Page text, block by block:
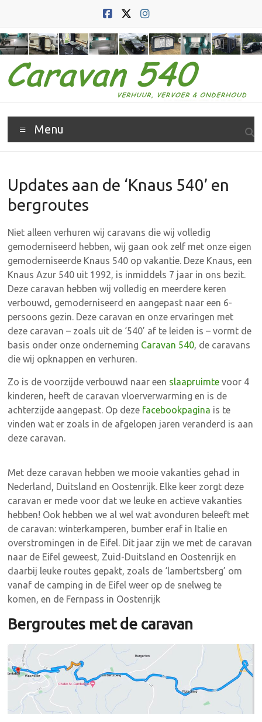
inhoud
Caravan
540
verhuur,
vervoer
en
Menu
Updates aan de ‘Knaus 540’ en
bergroutes
Niet alleen verhuren wij caravans die wij volledig
gemoderniseerd hebben, wij gaan ook zelf met onze eigen
gemoderniseerde Knaus 540 op vakantie. Deze Knaus, een
Knaus Azur 540 uit 1992, is inmiddels 7 jaar in ons bezit.
Deze caravan hebben wij volledig en meerdere keren
verbouwd, gemoderniseerd en aangepast naar een 6-
persoons gezin. Deze caravan en onze ervaringen met
deze caravan – zoals uit de ‘540’ af te leiden is – vormt de
basis onder onze onderneming Caravan 540, de caravans
die wij opknappen en verhuren.
Zo is de voorzijde verbouwd naar een slaapruimte voor 4
kinderen, heeft de caravan vloerverwarming en is de
achterzijde aangepast. Op deze facebookpagina is te
vinden wat er zoals in de afgelopen jaren veranderd is aan
deze caravan.
Met deze caravan hebben we mooie vakanties gehad in
Nederland, Duitsland en Oostenrijk. Elke keer zorgt deze
caravan er mede voor dat we leuke en actieve vakanties
hebben! Ook hebben we al wel wat avonduren beleeft met
de caravan: winterkamperen, bumber eraf in Italie en
overstromingen in de Eifel. Dit jaar zijn we met de caravan
naar de Eifel geweest, Zuid-Duitsland en Oostenrijk en
daarbij leuke routes gepakt, zoals de ‘lambertsberg’ om
vanaf de camping in de Eifel weer op de snelweg te
komen, en de Fernpass in Oostenrijk
Bergroutes met de caravan